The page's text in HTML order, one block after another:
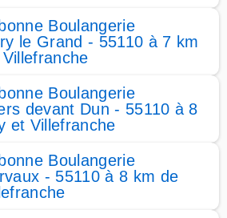
Boulangerie
le Grand - 55110 à 7 km
Boulangerie
devant Dun - 55110 à 8
et Villefranche
Boulangerie
- 55110 à 8 km de